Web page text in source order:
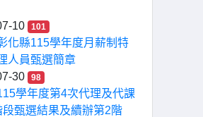
10
101
化縣115學年度月薪制特
人員甄選簡章
30
98
學年度第4次代理及代課
甄選結果及續辦第2階